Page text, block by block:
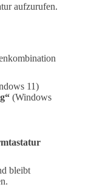
aufzurufen.
11)
(Windows
bleibt